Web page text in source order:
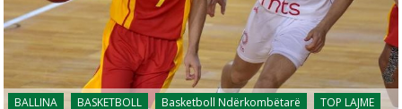
BALLINA BASKETBOLL Basketboll Ndërkombëtarë TOP LAJME